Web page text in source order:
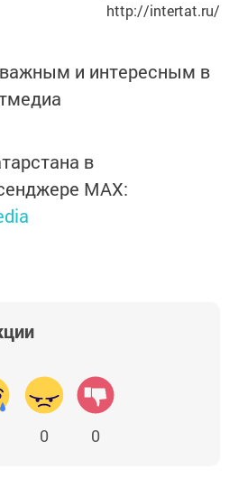
http://intertat.ru/
и интересным в
в
MАХ:
0 0